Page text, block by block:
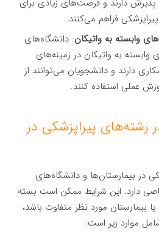
فراهم می‌کنند.
وابسته به واتیکان: دانشگاه‌های
وابسته به واتیکان در زمینه‌های
دارند و دانشجویان می‌توانند از
عملی استفاده کنند.
رشته‌های پیراپزشکی در
در بیمارستان‌ها و دانشگاه‌های
دارد. این شرایط ممکن است بسته
بیمارستان مورد نظر متفاوت باشد،
موارد زیر است: